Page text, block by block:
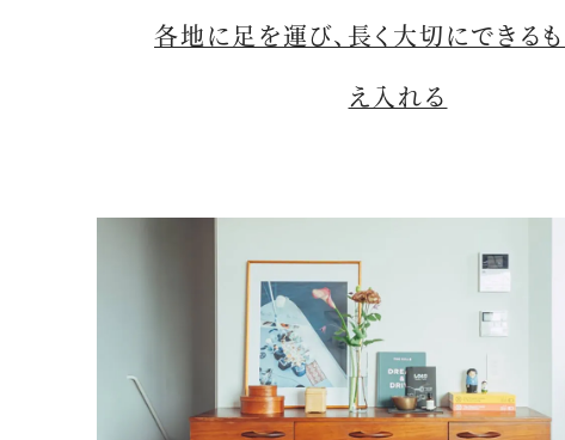
各地に足を運び、長く大切にできる
え入れる